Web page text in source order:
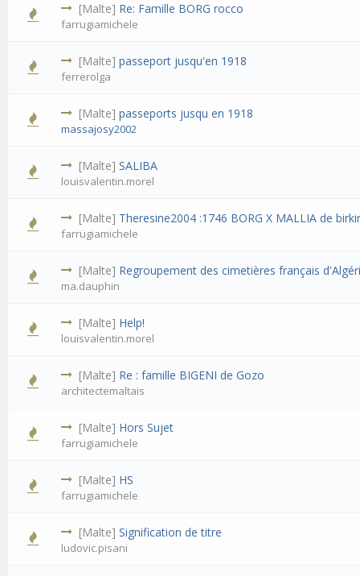
[Malte] Re: Famille BORG rocco
farrugiamichele
[Malte]passeport jusqu'en 1918
ferrerolga
[Malte]passeports jusqu en 1918
massajosy2002
[Malte]SALIBA
louisvalentin.morel
[Malte] Theresine2004 :1746 BORG X MALLIA de
farrugiamichele
[Malte] Regroupement des cimetières français
ma.dauphin
[Malte] Help!
louisvalentin.morel
[Malte] Re : famille BIGENI de Gozo
architectemaltais
[Malte] Hors Sujet
farrugiamichele
[Malte] HS
farrugiamichele
[Malte]Signification de titre
ludovic.pisani